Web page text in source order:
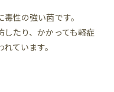
性の強い菌です。
たり、かかっても軽症
ています。